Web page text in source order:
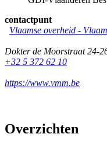
contactpunt
Vlaamse overheid -
Dokter de Moorstraat 24-
+32 5 372 62 10
https://www.vmm.be
Overzichten